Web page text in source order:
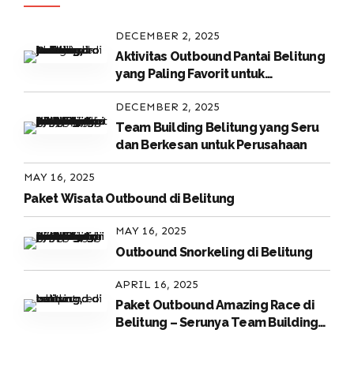
DECEMBER 2, 2025
Aktivitas Outbound Pantai Belitung
yang Paling Favorit untuk
Perusahaan
DECEMBER 2, 2025
Team Building Belitung yang Seru
dan Berkesan untuk Perusahaan
MAY 16, 2025
Paket Wisata Outbound di Belitung
MAY 16, 2025
Outbound Snorkeling di Belitung
APRIL 16, 2025
Paket Outbound Amazing Race di
Belitung – Serunya Team Building